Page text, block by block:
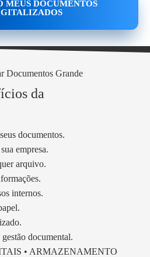
MEUS DOCUMENTOS
da
documentos.
empresa.
arquivo.
internos.
documental.
• ARMAZENAMENTO